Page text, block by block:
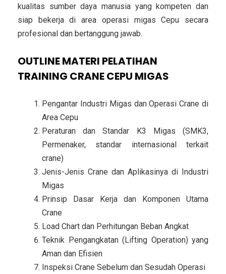
kualitas sumber daya manusia yang kompeten dan
siap bekerja di area operasi migas Cepu secara
profesional dan bertanggung jawab.
OUTLINE MATERI PELATIHAN
TRAINING CRANE CEPU MIGAS
Pengantar Industri Migas dan Operasi Crane di
Area Cepu
Peraturan dan Standar K3 Migas (SMK3,
Permenaker, standar internasional terkait
crane)
Jenis-Jenis Crane dan Aplikasinya di Industri
Migas
Prinsip Dasar Kerja dan Komponen Utama
Crane
Load Chart dan Perhitungan Beban Angkat
Teknik Pengangkatan (Lifting Operation) yang
Aman dan Efisien
Inspeksi Crane Sebelum dan Sesudah Operasi